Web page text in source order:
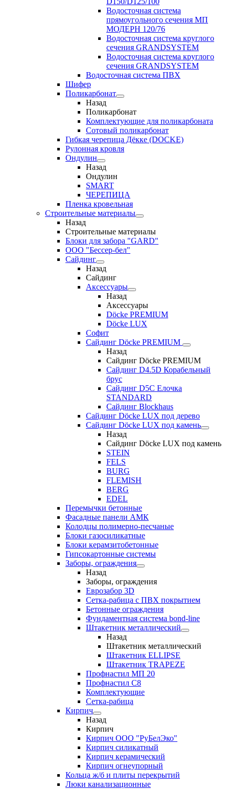
Водосточная система
прямоугольного сечения МП
МОДЕРН 120/76
Водосточная система круглого
сечения GRANDSYSTEM
Водосточная система круглого
сечения GRANDSYSTEM
Водосточная система ПВХ
Шифер
Поликарбонат
Назад
Поликарбонат
Комплектующие для поликарбоната
Сотовый поликарбонат
Гибкая черепица Дёкке (DOCKE)
Рулонная кровля
Ондулин
Назад
Ондулин
SMART
ЧЕРЕПИЦА
Пленка кровельная
Строительные материалы
Назад
Строительные материалы
Блоки для забора "GARD"
ООО "Бессер-бел"
Сайдинг
Назад
Сайдинг
Аксессуары
Назад
Аксессуары
Döcke PREMIUM
Döcke LUX
Софит
Сайдинг Döcke PREMIUM
Назад
Сайдинг Döcke PREMIUM
Сайдинг D4.5D Корабельный
брус
Сайдинг D5С Елочка
STANDARD
Сайдинг Blockhaus
Сайдинг Döcke LUX под дерево
Сайдинг Döcke LUX под камень
Назад
Сайдинг Döcke LUX под камень
STEIN
FELS
BURG
FLEMISH
BERG
EDEL
Перемычки бетонные
Фасадные панели АМК
Колодцы полимерно-песчаные
Блоки газосиликатные
Блоки керамзитобетонные
Гипсокартонные системы
Заборы, ограждения
Назад
Заборы, ограждения
Еврозабор 3D
Сетка-рабица с ПВХ покрытием
Бетонные ограждения
Фундаментная система bond-line
Штакетник металлический
Назад
Штакетник металлический
Штакетник ELLIPSE
Штакетник TRAPEZE
Профнастил МП 20
Профнастил С8
Комплектующие
Сетка-рабица
Кирпич
Назад
Кирпич
Кирпич ООО "РуБелЭко"
Кирпич силикатный
Кирпич керамический
Кирпич огнеупорный
Кольца ж/б и плиты перекрытий
Люки канализационные